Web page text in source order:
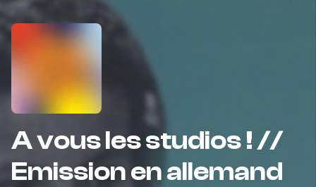
A vous les studios ! //
Emission en allemand